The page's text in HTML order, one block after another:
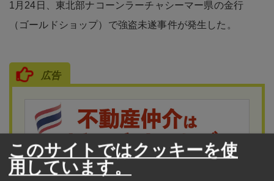
1月24日、東北部ナコーンラーチャシーマー県の金行
（ゴールドショップ）で強盗未遂事件が発生した。
広告
このサイトではクッキーを使
用しています。